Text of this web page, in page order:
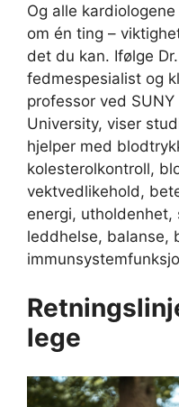
Og alle
om én ting –
det du kan. Ifølge
fedmespesialist og
professor ved
University, viser
hjelper med
kolesterolkontroll,
vektvedlikehold,
energi, utholdenhet,
leddhelse, balanse,
lege